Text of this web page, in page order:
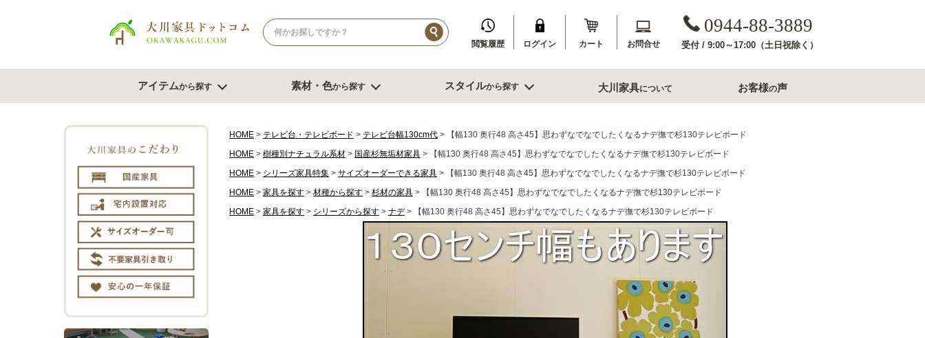
閲覧履歴 ログイン カート お問合せ
0944-88-3889
受付 / 9:00～17:00（土日祝除く）
アイテムから探す
テレビボード
幅150cm台
コーナーテレビ台
テレビチェスト
もっと見る
チェスト・たんす
チェスト幅61cm～80cm
チェスト幅101cm～120cm
着物たんす
テーブル
幅150センチ台
幅180センチ台
サイズオーダーテーブル
もっと見る
リビング収納
幅60～80cm未満
幅80cm台
幅90～120cm未満
幅120～150cm未満
幅120～150cm未満
幅150cm以上
ラグ・カーペット・畳
書棚
ミラー
スツール
鏡台
クローゼット内収納
ベッド
子ども部屋家具
玄関用家具
下駄箱
すき間収納幅20cm台
すき間収納幅30cm台
素材・色から探す スタイルから探す 大川家具について お客様の声
HOME テレビ台・テレビボード テレビ台幅130cm代
【幅130 奥行48 高さ45】思わずなでなでしたくなるナデ撫で杉130テレビボード
HOME
樹種別ナチュラル系材 国産杉無垢材家具
【幅130 奥行48 高さ45】思わずなでなでしたくなるナデ撫で杉130テレビボード
HOME
シリーズ家具特集 サイズオーダーできる家具
【幅130 奥行48 高さ45】思わずなでなでしたくなるナデ撫で杉130テレビボード
HOME
家具を探す 材種から探す 杉材の家具
【幅130 奥行48 高さ45】思わずなでなでしたくなるナデ撫で杉130テレビボード
HOME
家具を探す シリーズから探す ナデ 【幅130 奥行48 高さ45】思わずなでなでしたくなるナデ撫で杉130テレビボード